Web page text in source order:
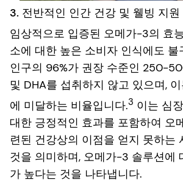
3. 전반적인 인간 건강 및 웰빙 지원
임상적으로 입증된 오메가-3의 효
소에 대한 높은 소비자 인식에도 불
인구의 96%가 권장 수준인 250-
및 DHA를 섭취하지 않고 있으며,
에 미달하는 비율입니다.3 이는 심
대한 긍정적인 효과를 포함하여 오
련된 건강상의 이점을 얻지 못하는
것을 의미하며, 오메가-3 솔루션에
가 높다는 것을 나타냅니다.